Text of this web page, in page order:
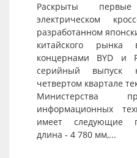
Раскрыты
электрическом
разработанном
китайского рынка
концернами BYD и
серийный выпуск
четвертом квартале
Министерства
информационных
имеет следующие
длина - 4 780 мм,...